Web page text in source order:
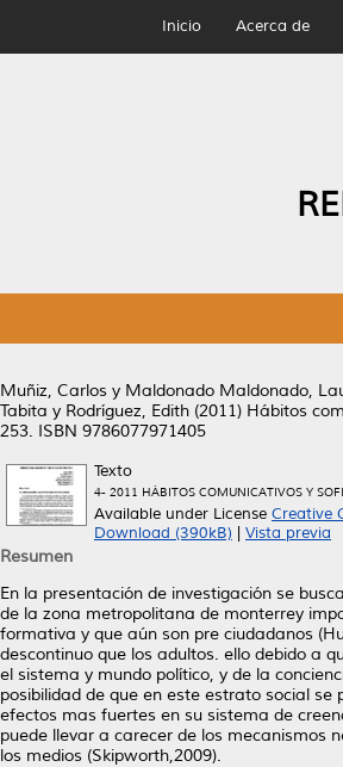
Inicio Acerca de
Muñiz, Carlos y Maldonado Maldonado,
Tabita y Rodríguez, Edith (2011) Hábitos
253. ISBN 9786077971405
Texto
4- 2011 HÁBITOS COMUNICATIVOS Y
Available under License Creative
Download (390kB)
Vista previa
Resumen
En la presentación de investigación se
de la zona metropolitana de monterrey
formativa y que aún son pre ciudadanos
descontinuo que los adultos. ello debido a
el sistema y mundo político, y de la
posibilidad de que en este estrato social
efectos mas fuertes en su sistema de
puede llevar a carecer de los mecanismos
los medios (Skipworth,2009).